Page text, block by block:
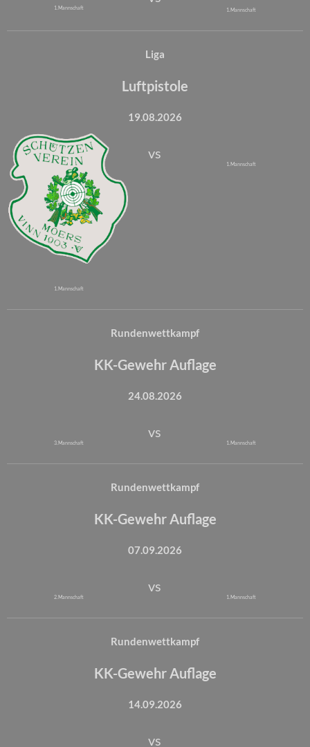
1. Mannschaft 1. Mannschaft
Liga
Luftpistole
19.08.2026
1. Mannschaft
vs
1. Mannschaft
Rundenwettkampf
KK-Gewehr Auflage
24.08.2026
3. Mannschaft
vs
1. Mannschaft
Rundenwettkampf
KK-Gewehr Auflage
07.09.2026
2. Mannschaft
vs
1. Mannschaft
Rundenwettkampf
KK-Gewehr Auflage
14.09.2026
vs